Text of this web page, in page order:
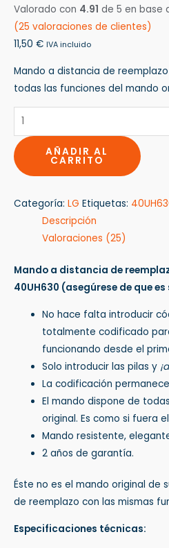
Valorado con 4.91 de 5 en base
(25 valoraciones de clientes)
11,50 € IVA incluido
Mando a distancia de
todas las funciones del mando
AÑADIR AL
CARRITO
Categoría: LG Etiquetas:
Descripción
Valoraciones (25)
Mando a distancia de
40UH630 (asegúrese de que
No hace falta introducir
totalmente codificado
funcionando desde el
Solo introducir las pilas y
La codificación
El mando dispone de
original. Es como si fuera
Mando resistente,
2 años de garantía.
Éste no es el mando original de
de reemplazo con las mismas
Especificaciones técnicas: